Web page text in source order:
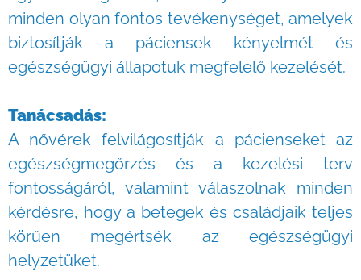
minden olyan fontos tevékenységet, amelyek
biztosítják a páciensek kényelmét és
egészségügyi állapotuk megfelelő kezelését.
Tanácsadás:
A nővérek felvilágosítják a pácienseket az
egészségmegőrzés és a kezelési terv
fontosságáról, valamint válaszolnak minden
kérdésre, hogy a betegek és családjaik teljes
körűen megértsék az egészségügyi
helyzetüket.